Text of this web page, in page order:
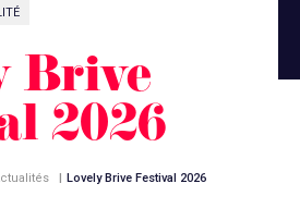
Brive
2026
| Lovely Brive Festival 2026